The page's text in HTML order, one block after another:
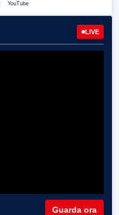
YouTube
LIVE
Guarda ora